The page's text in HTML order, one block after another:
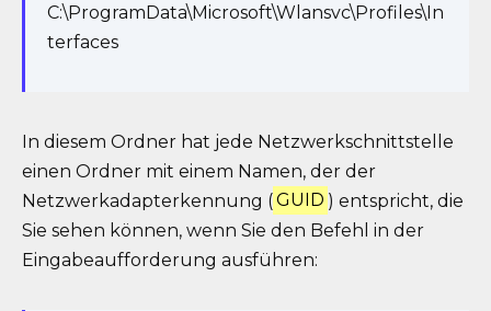
C:\ProgramData\Microsoft\Wlansvc\Profiles\In
terfaces
In diesem Ordner hat jede Netzwerkschnittstelle
einen Ordner mit einem Namen, der der
Netzwerkadapterkennung (GUID ) entspricht, die
Sie sehen können, wenn Sie den Befehl in der
Eingabeaufforderung ausführen: